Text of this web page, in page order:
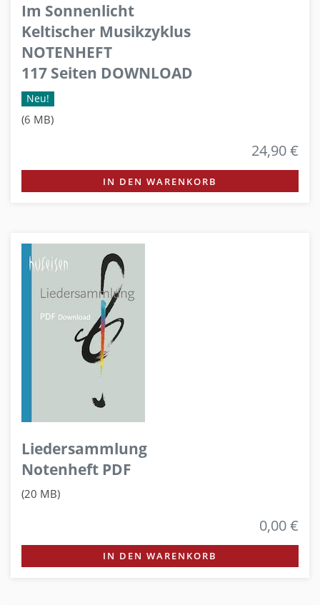
Im Sonnenlicht
Keltischer Musikzyklus
NOTENHEFT
117 Seiten DOWNLOAD
Neu!
(6 MB)
24,90 €
IN DEN WARENKORB
Liedersammlung
Notenheft PDF
(20 MB)
0,00 €
IN DEN WARENKORB